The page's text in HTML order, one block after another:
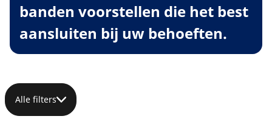
banden voorstellen die het best
aansluiten bij uw behoeften.
Alle filters